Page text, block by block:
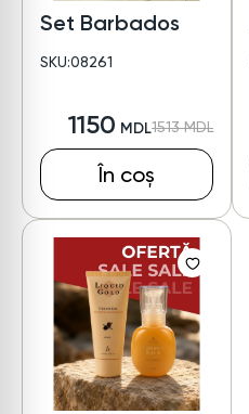
Set Barbados
SKU:08261
1513
1150
În coș